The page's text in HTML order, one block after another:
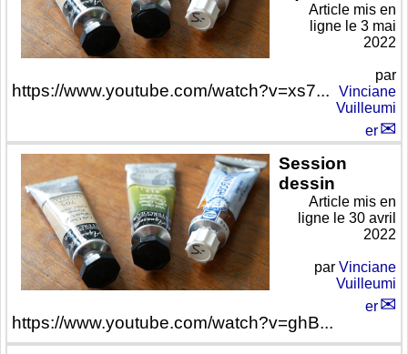
https://www.youtube.com/watch?v=xs7...
Article mis en
ligne le 3 mai
2022
par
Vinciane
Vuilleumi
er
Session
dessin
https://www.youtube.com/watch?v=ghB...
Article mis en
ligne le 30 avril
2022
par Vinciane
Vuilleumi
er